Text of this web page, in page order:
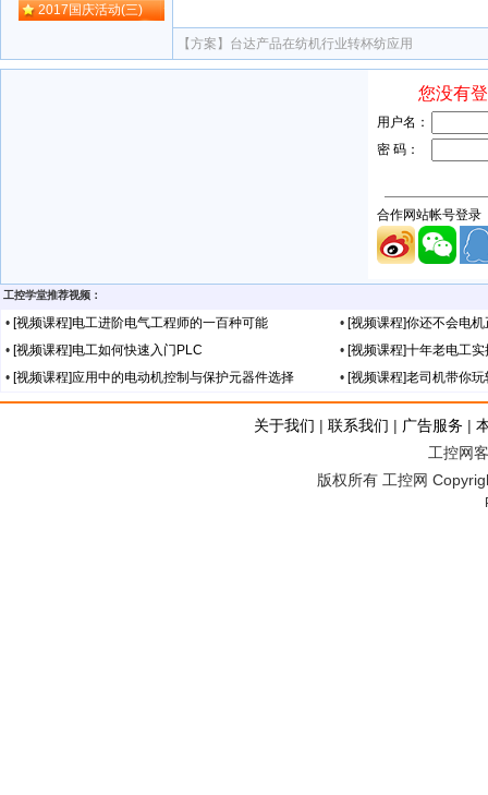
2017国庆活动(三)
【方案】 台达产品在纺机行业转杯纺应用
工控学堂推荐视频：
• [视频课程]电工进阶电气工程师的一百种可能 •[视频课程]你还不会电
• [视频课程]电工如何快速入门PLC •[视频课程]十年老电工
• [视频课程]应用中的电动机控制与保护元器件选择 •[视频课程]老司机带你
关于我们 | 联系我们 | 广告服务 |
工控网
版权所有 工控网